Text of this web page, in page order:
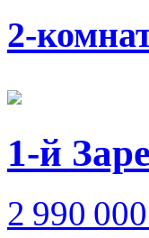
2-
1-й
2 990